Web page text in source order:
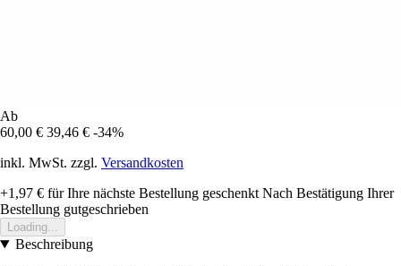
Ab
60,00 € 39,46 € -34%
inkl. MwSt. zzgl. Versandkosten
+1,97 € für Ihre nächste Bestellung geschenkt Nach Bestätigung Ihrer
Bestellung gutgeschrieben
Loading...
Beschreibung